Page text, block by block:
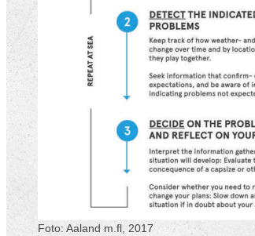
Foto: Aaland m.fl, 2017